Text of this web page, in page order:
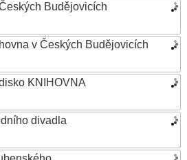
Budějovicích
v Českých Budějovicích
KNIHOVNA
divadla